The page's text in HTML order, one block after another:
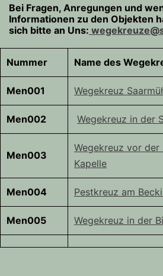
Bei Fragen, Anregungen und
Informationen zu den Objekten
sich bitte an Uns:
Nummer Name des
Men001 Wegekreuz
Men002 Wegekreuz in der
Men003
Wegekreuz vor der
Kapelle
Men004 Pestkreuz am
Men005 Wegekreuz in der